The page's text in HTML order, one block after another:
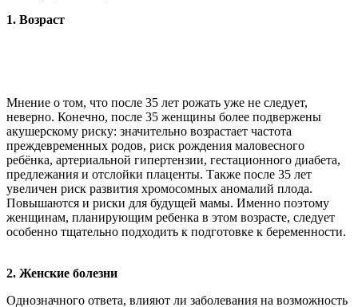
1. Возраст
Мнение о том, что после 35 лет рожать уже не следует,
неверно. Конечно, после 35 женщины более подвержены
акушерскому риску: значительно возрастает частота
преждевременных родов, риск рождения маловесного
ребёнка, артериальной гипертензии, гестационного диабета,
предлежания и отслойки плаценты. Также после 35 лет
увеличен риск развития хромосомных аномалий плода.
Повышаются и риски для будущей мамы. Именно поэтому
женщинам, планирующим ребенка в этом возрасте, следует
особенно тщательно подходить к подготовке к беременности.
2. Женские болезни
Однозначного ответа, влияют ли заболевания на возможность